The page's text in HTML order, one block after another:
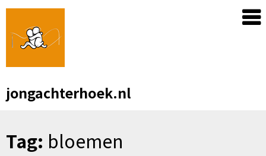
Skip
content
jongachterhoek.nl
Tag: bloemen